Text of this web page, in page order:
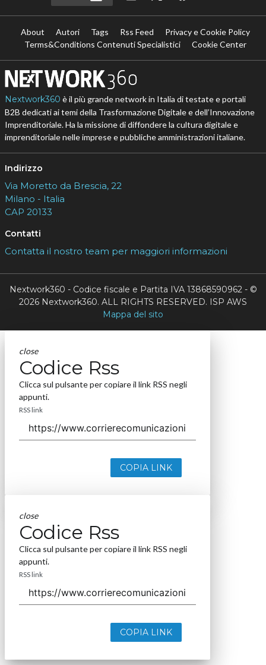
About Autori Tags Rss Feed
Privacy e Cookie Policy
Terms&Conditions Contenuti Specialistici
Cookie Center
Nextwork360 è il più grande network in Italia di testate e portali
B2B dedicati ai temi della Trasformazione Digitale e dell’Innovazione
Imprenditoriale. Ha la missione di diffondere la cultura digitale e
imprenditoriale nelle imprese e pubbliche amministrazioni italiane.
Indirizzo
Via Moretto da Brescia, 22
Milano - Italia
CAP 20133
Contatti
Contatta il nostro team per maggiori informazioni
Nextwork360 - Codice fiscale e Partita IVA 13868590962 - ©
2026 Nextwork360. ALL RIGHTS RESERVED. ISP AWS
Mappa del sito
close
Codice Rss
Clicca sul pulsante per copiare il link RSS negli
appunti.
RSS link
COPIA LINK
close
Codice Rss
Clicca sul pulsante per copiare il link RSS negli
appunti.
RSS link
COPIA LINK